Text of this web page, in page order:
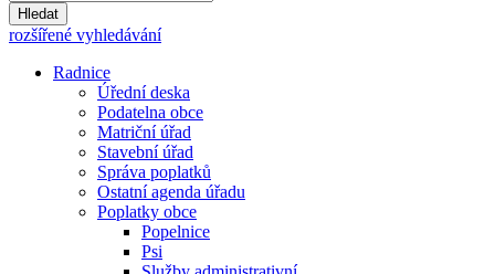
Hledat
rozšířené vyhledávání
Radnice
Úřední deska
Podatelna obce
Matriční úřad
Stavební úřad
Správa poplatků
Ostatní agenda úřadu
Poplatky obce
Popelnice
Psi